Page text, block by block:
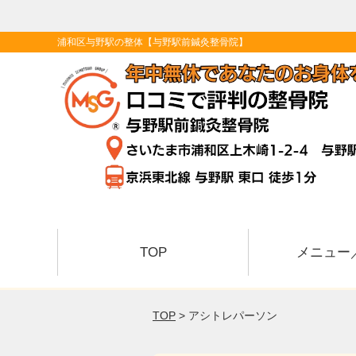
浦和区与野駅の整体【与野駅前鍼灸整骨院】
TOP メニュー
TOP > アシトレパーソン